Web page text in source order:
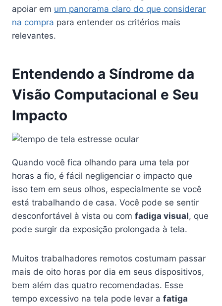
apoiar em um panorama claro do que considerar
na compra para entender os critérios mais
relevantes.
Entendendo a Síndrome da
Visão Computacional e Seu
Impacto
Quando você fica olhando para uma tela por
horas a fio, é fácil negligenciar o impacto que
isso tem em seus olhos, especialmente se você
está trabalhando de casa. Você pode se sentir
desconfortável à vista ou com fadiga visual, que
pode surgir da exposição prolongada à tela.
Muitos trabalhadores remotos costumam passar
mais de oito horas por dia em seus dispositivos,
bem além das quatro recomendadas. Esse
tempo excessivo na tela pode levar a fatiga